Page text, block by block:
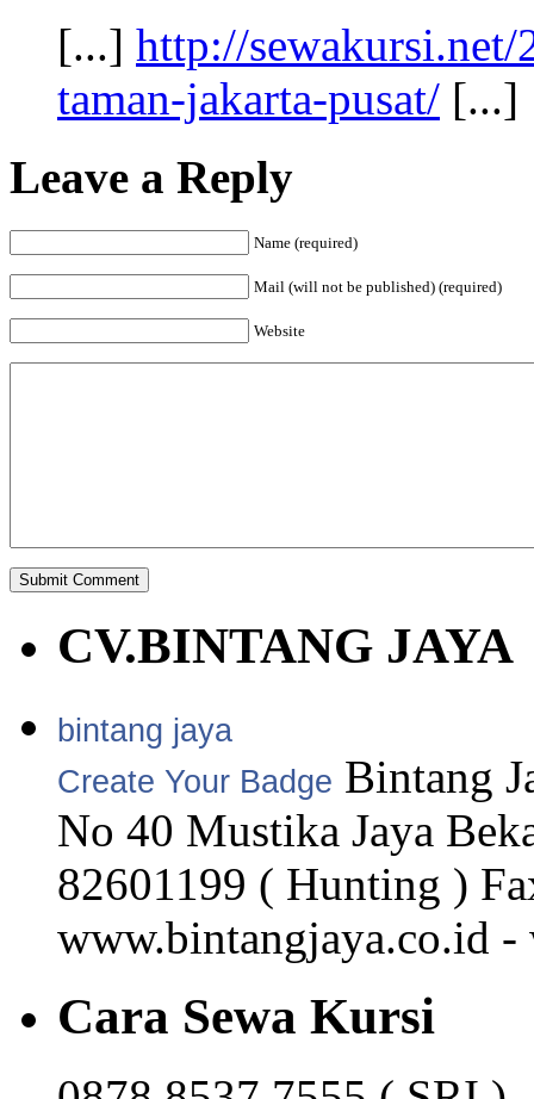
[...] http://
taman-jakarta-pusat/ [...]
Leave a Reply
Name (required)
Mail (will not be published) (required)
Website
CV.BINTANG JAYA
bintang jaya
Create Your Badge Bintang
No 40 Mustika Jaya
82601199 ( Hunting )
www.bintangjaya.co.id -
Cara Sewa Kursi